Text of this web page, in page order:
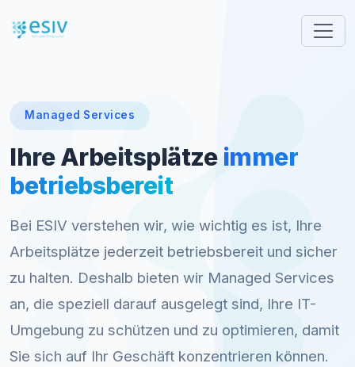
Managed Services
Ihre Arbeitsplätze immer
betriebsbereit
Bei ESIV verstehen wir, wie wichtig es ist, Ihre
Arbeitsplätze jederzeit betriebsbereit und sicher
zu halten. Deshalb bieten wir Managed Services
an, die speziell darauf ausgelegt sind, Ihre IT-
Umgebung zu schützen und zu optimieren, damit
Sie sich auf Ihr Geschäft konzentrieren können.